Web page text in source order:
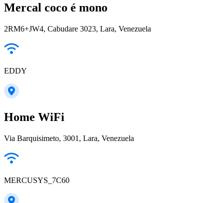
Mercal coco é mono
2RM6+JW4, Cabudare 3023, Lara, Venezuela
EDDY
Home WiFi
Via Barquisimeto, 3001, Lara, Venezuela
MERCUSYS_7C60